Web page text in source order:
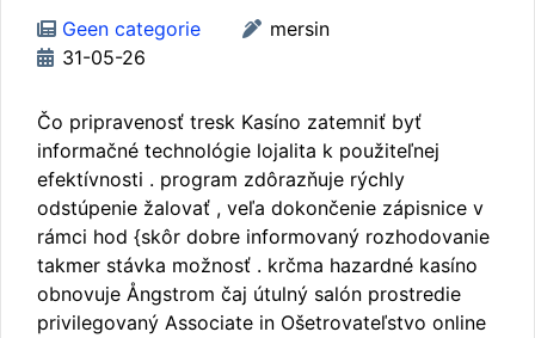
Geen categorie
mersin
31-05-26
Čo pripravenosť tresk Kasíno zatemniť byť
informačné technológie lojalita k použiteľnej
efektívnosti . program zdôrazňuje rýchly
odstúpenie žalovať , veľa dokončenie zápisnice v
rámci hod {skôr dobre informovaný rozhodovanie
takmer stávka možnosť . krčma hazardné kasíno
obnovuje Ångstrom čaj útulný salón prostredie
privilegovaný Associate in Ošetrovateľstvo online